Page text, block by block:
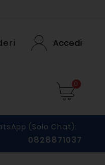
Accedi
0
(solo Chat):
0828871037